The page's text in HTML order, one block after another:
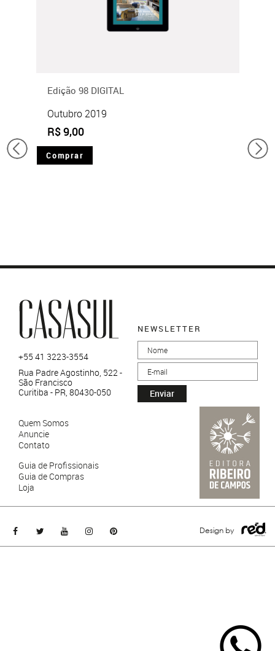
Edição 98 DIGITAL
Outubro 2019
R$ 9,00
Comprar
+55 41 3223-3554
Rua Padre Agostinho, 522 -
São Francisco
Curitiba - PR, 80430-050
Quem Somos
Anuncie
Contato
Guia de Profissionais
Guia de Compras
Loja
NEWSLETTER
Enviar
Design by